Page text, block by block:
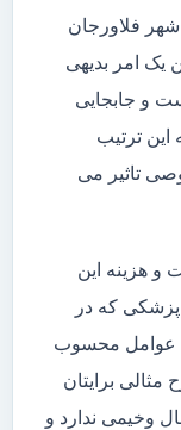
فلاورجان
یک امر بدیهی
و جابجایی
ترتیب
تاثیر می
و هزینه این
پزشکی که در
عوامل محسوب
برایتان
وخیمی ندارد و